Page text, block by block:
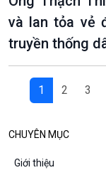
và lan tỏa vẻ
truyền thống
1 2 3
CHUYÊN MỤC
Giới thiệu